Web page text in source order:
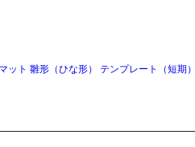
ット 雛形（ひな形） テンプレート（短